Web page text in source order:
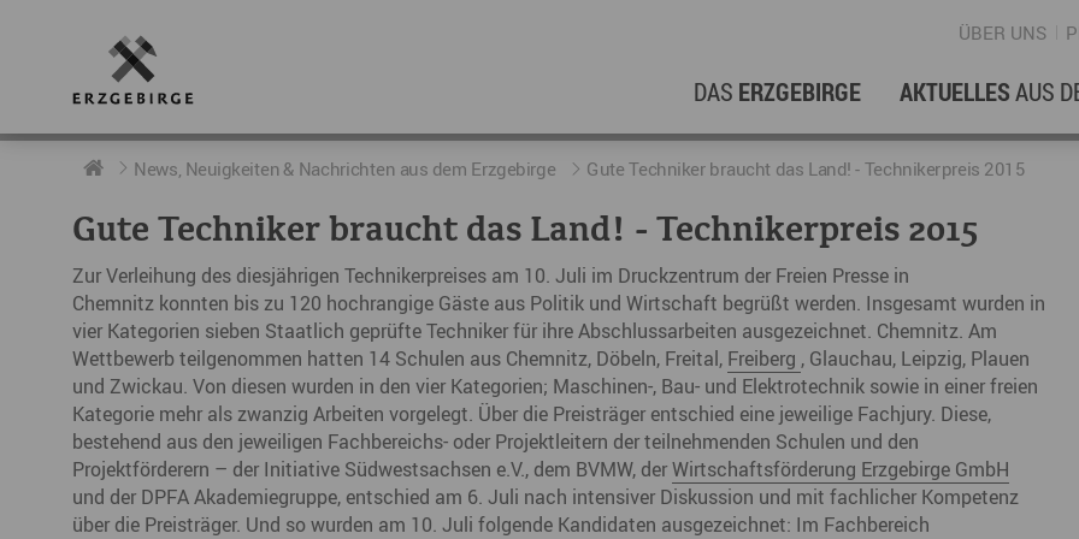
ÜBER UNS
DAS ERZGEBIRGE
RUND UMS ERZGEBIRGE
Geschichte
Geografie
Der Erzgebirgskreis
Städte im Erzgebirge
Erzgebirgskrimi
Fakten
WIRTSCHAFTSREGION
Stellenangebote im Erzgebirge
Wirtschaftsstandort
Arbeiten im Erzgebirge
Coworking Spaces im Erzgebirge
DER FILM
AKTUELLESAUS
AKTUELLES
Neuigkeiten
Podcast „hERZschlag“
ERFOLGSGESCHICHTEN
hERZgeschichten
Unternehmensgeschichten
kurz ERZählt
DIE BOTSCHAFTER
Botschafter im Überblick
Botschafterveranstaltungen
News, Neuigkeiten & Nachrichten aus dem Erzgebirge Gute Techniker braucht das Land! - Technikerpreis 2015
Gute Techniker braucht das Land! - Technikerpreis 2015
Zur Verleihung des diesjährigen Technikerpreises am 10. Juli im Druckzentrum der Freien Presse in
Chemnitz konnten bis zu 120 hochrangige Gäste aus Politik und Wirtschaft begrüßt werden. Insgesamt wurden in
vier Kategorien sieben Staatlich geprüfte Techniker für ihre Abschlussarbeiten ausgezeichnet. Chemnitz. Am
Wettbewerb teilgenommen hatten 14 Schulen aus Chemnitz, Döbeln, Freital, Freiberg , Glauchau, Leipzig, Plauen
und Zwickau. Von diesen wurden in den vier Kategorien; Maschinen-, Bau- und Elektrotechnik sowie in einer freien
Kategorie mehr als zwanzig Arbeiten vorgelegt. Über die Preisträger entschied eine jeweilige Fachjury. Diese,
bestehend aus den jeweiligen Fachbereichs- oder Projektleitern der teilnehmenden Schulen und den
Projektförderern – der Initiative Südwestsachsen e.V., dem BVMW, derWirtschaftsförderung Erzgebirge GmbH
und der DPFA Akademiegruppe, entschied am 6. Juli nach intensiver Diskussion und mit fachlicher Kompetenz
über die Preisträger. Und so wurden am 10. Juli folgende Kandidaten ausgezeichnet: Im Fachbereich